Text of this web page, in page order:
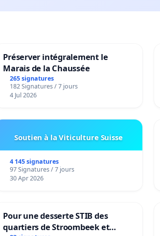
Préserver intégralement le
Marais de la Chaussée
265 signatures
182 Signatures / 7 jours
4 Jul 2026
Soutien à la Viticulture Suisse
4 145 signatures
97 Signatures / 7 jours
30 Apr 2026
Pour une desserte STIB des
quartiers de Stroombeek et